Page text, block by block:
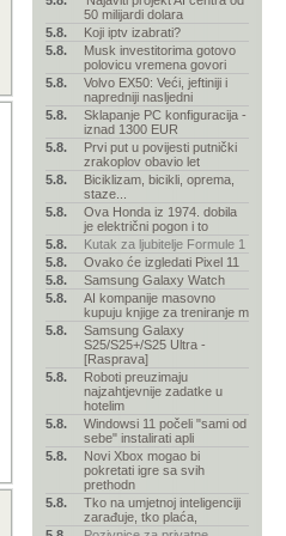
50 milijardi dolara
5.8.
Koji iptv izabrati?
5.8.
Musk investitorima gotovo
polovicu vremena govori
5.8.
Volvo EX50: Veći, jeftiniji i
napredniji nasljedni
5.8.
Sklapanje PC konfiguracija -
iznad 1300 EUR
5.8.
Prvi put u povijesti putnički
zrakoplov obavio let
5.8.
Biciklizam, bicikli, oprema,
staze...
5.8.
Ova Honda iz 1974. dobila
je električni pogon i to
5.8.
Kutak za ljubitelje Formule 1
5.8.
Ovako će izgledati Pixel 11
5.8.
Samsung Galaxy Watch
5.8.
AI kompanije masovno
kupuju knjige za treniranje m
5.8.
Samsung Galaxy
S25/S25+/S25 Ultra -
[Rasprava]
5.8.
Roboti preuzimaju
najzahtjevnije zadatke u
hotelim
5.8.
Windowsi 11 počeli "sami od
sebe" instalirati apli
5.8.
Novi Xbox mogao bi
pokretati igre sa svih
prethodn
5.8.
Tko na umjetnoj inteligenciji
zarađuje, tko plaća,